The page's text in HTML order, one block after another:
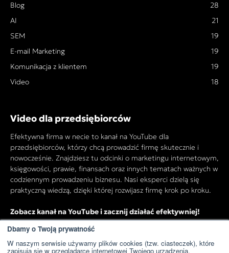
Dbamy o Twoją prywatność
W naszym serwisie używamy plików cookies (tzw. ciasteczek), które
zapisują się w przeglądarce internetowej Twojego urządzenia.
Blog
28
AI
21
SEM
19
E-mail Marketing
19
Komunikacja z klientem
19
Video
18
Video dla przedsiębiorców
Efektywna firma w necie to kanał na YouTube dla
przedsiębiorców, którzy chcą prowadzić firmę skutecznie i
nowocześnie. Znajdziesz tu odcinki o marketingu internetowym,
księgowości, prawie, finansach oraz innych tematach ważnych w
codziennym prowadzeniu biznesu. Nasi eksperci dzielą się
praktyczną wiedzą, dzięki której rozwijasz firmę krok po kroku.
Zobacz kanał na YouTube i zacznij działać efektywniej!
Przejdź do kanału YouTube